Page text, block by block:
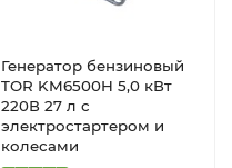
Генератор бензиновый
TOR KM6500H 5,0 кВт
220В 27 л с
электростартером и
колесами